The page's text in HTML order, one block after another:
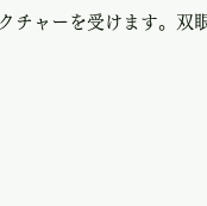
チャーを受けます。双